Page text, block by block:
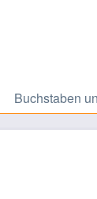
Buchstaben